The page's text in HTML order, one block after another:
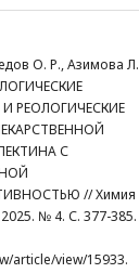
О. Р., Азимова Л.
РЕОЛОГИЧЕСКИЕ
С
// Химия
№ 4. С. 377-385.
article/view/15933.